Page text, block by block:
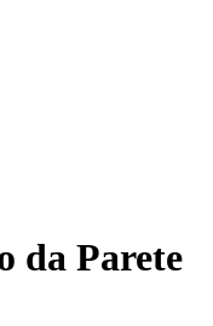
da Parete